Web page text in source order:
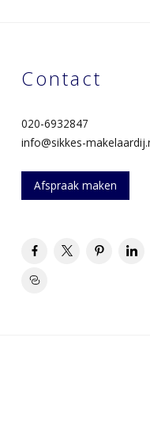
Contact
020-6932847
info@sikkes-
Afspraak maken